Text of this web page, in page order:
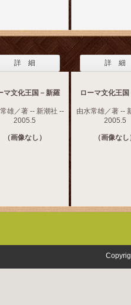
詳 細
マ文化王国－新羅
雄／著 -- 新潮社 --
2005.5
（画像なし）
詳 細
ローマ文化王
由水常雄／著 --
2005.5
（画像なし